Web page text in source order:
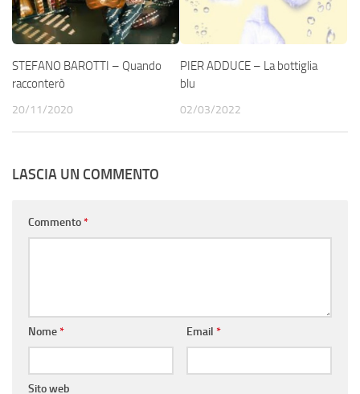
STEFANO BAROTTI – Quando
racconterò
20/11/2020
PIER ADDUCE – La bottiglia
blu
02/03/2022
LASCIA UN COMMENTO
Commento*
Nome* Email *
Sito web